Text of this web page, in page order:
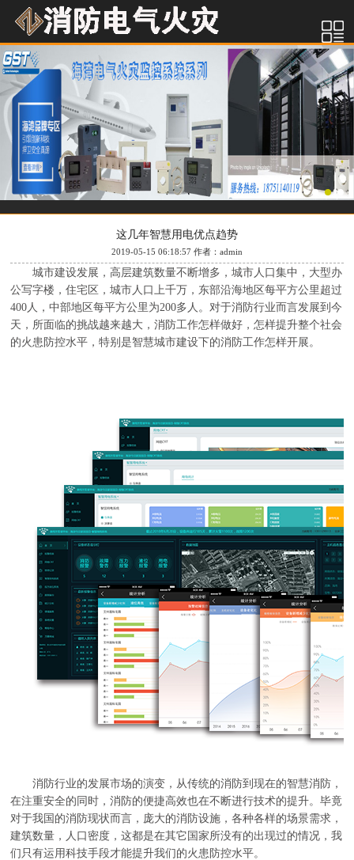
这几年智慧用电优点趋势
2019-05-15 06:18:57 作者：admin
城市建设发展，高层建筑数量不断增多，城市人口集中，大型办
公写字楼，住宅区，城市人口上千万，东部沿海地区每平方公里超过
400人，中部地区每平方公里为200多人。对于消防行业而言发展到今
天，所面临的挑战越来越大，消防工作怎样做好，怎样提升整个社会
的火患防控水平，特别是智慧城市建设下的消防工作怎样开展。
消防行业的发展市场的演变，从传统的消防到现在的智慧消防，
在注重安全的同时，消防的便捷高效也在不断进行技术的提升。毕竟
对于我国的消防现状而言，庞大的消防设施，各种各样的场景需求，
建筑数量，人口密度，这都是在其它国家所没有的出现过的情况，我
们只有运用科技手段才能提升我们的火患防控水平。